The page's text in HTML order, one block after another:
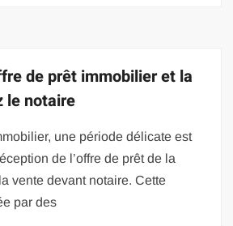
de prêt immobilier et la
le notaire
une période délicate est
de l’offre de prêt de la
vente devant notaire. Cette
par des